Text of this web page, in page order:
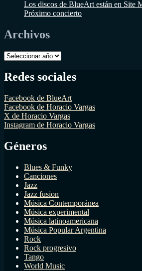
Los discos de BlueArt están en Site
Próximo concierto
Archivos
Archivos
Redes sociales
Facebook de BlueArt
Facebook de Horacio Vargas
X de Horacio Vargas
Instagram de Horacio Vargas
Géneros
Blues & Funky
Canciones
Jazz
Jazz fusion
Música Contemporánea
Música experimental
Música latinoamericana
Música Popular Argentina
Rock
Rock progresivo
Tango
World Music